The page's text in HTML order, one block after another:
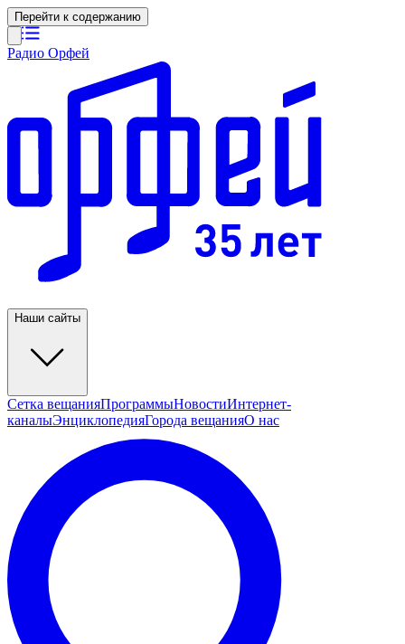
Перейти к содержанию
Радио Орфей
Наши сайты
Сетка вещанияПрограммыНовостиИнтернет-
каналыЭнциклопедияГорода вещанияО нас